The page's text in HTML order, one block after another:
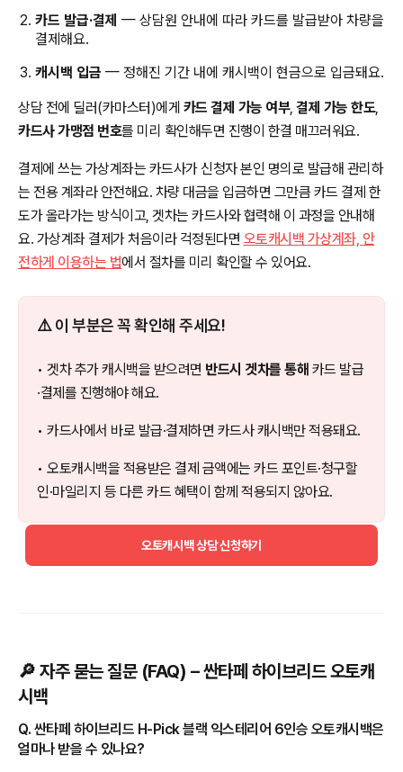
카드 발급·결제 — 상담원 안내에 따라 카드를 발급받아 차량을
결제해요.
캐시백 입금 — 정해진 기간 내에 캐시백이 현금으로 입금돼요.
상담 전에 딜러(카마스터)에게 카드 결제 가능 여부, 결제 가능 한도,
카드사 가맹점 번호를 미리 확인해두면 진행이 한결 매끄러워요.
결제에 쓰는 가상계좌는 카드사가 신청자 본인 명의로 발급해 관리하
는 전용 계좌라 안전해요. 차량 대금을 입금하면 그만큼 카드 결제 한
도가 올라가는 방식이고, 겟차는 카드사와 협력해 이 과정을 안내해
요. 가상계좌 결제가 처음이라 걱정된다면 오토캐시백 가상계좌, 안
전하게 이용하는 법에서 절차를 미리 확인할 수 있어요.
⚠️ 이 부분은 꼭 확인해 주세요!
• 겟차 추가 캐시백을 받으려면 반드시 겟차를 통해 카드 발급
·결제를 진행해야 해요.
• 카드사에서 바로 발급·결제하면 카드사 캐시백만 적용돼요.
• 오토캐시백을 적용받은 결제 금액에는 카드 포인트·청구할
인·마일리지 등 다른 카드 혜택이 함께 적용되지 않아요.
오토캐시백 상담 신청하기
🔎 자주 묻는 질문 (FAQ) – 싼타페 하이브리드 오토캐
시백
Q. 싼타페 하이브리드 H-Pick 블랙 익스테리어 6인승 오토캐시백은
얼마나 받을 수 있나요?